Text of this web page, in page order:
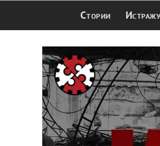
Стории